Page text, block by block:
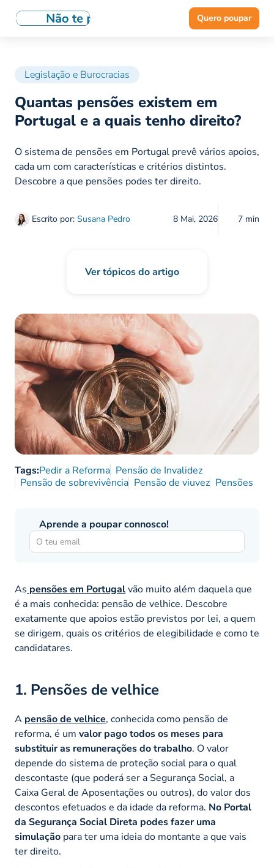
Quero poupar
Legislação e Burocracias
Quantas pensões existem em
Portugal e a quais tenho direito?
Escrito por: Susana Pedro 8 Mai, 2026 7 min
O sistema de pensões em Portugal prevê vários apoios,
cada um com características e critérios distintos.
Descobre a que pensões podes ter direito.
Ver tópicos do artigo
Tags:Pedir a Reforma Pensão de Invalidez
Pensão de sobrevivência Pensão de viuvez Pensões
Aprende a poupar connosco!
As pensões em Portugalvão muito além daquela que
é a mais conhecida: pensão de velhice. Descobre
exatamente que apoios estão previstos por lei, a quem
se dirigem, quais os critérios de elegibilidade e como te
candidatares.
1. Pensões de velhice
A pensão de velhice, conhecida como pensão de
reforma, é um valor pago todos os meses para
substituir as remunerações do trabalho. O valor
depende do sistema de proteção social para o qual
descontaste (que poderá ser a Segurança Social, a
Caixa Geral de Aposentações ou outros), do valor dos
descontos efetuados e da idade da reforma. No Portal
da Segurança Social Direta podes fazer uma
simulação para ter uma ideia do montante a que vais
ter direito.